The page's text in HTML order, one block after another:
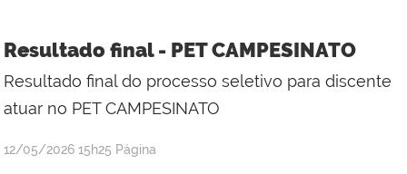
Resultado final - PET CAMPESINATO
Resultado final do processo seletivo para discente
atuar no PET CAMPESINATO
publicado
12/05/2026 15h25 Página